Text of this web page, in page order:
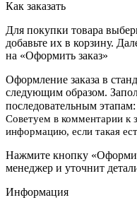
Как заказать
Для покупки товара
добавьте их в корзину.
на «Оформить заказ»
Оформление заказа в
следующим образом.
последовательным
Советуем в комментарии к
информацию, если такая
Нажмите кнопку
менеджер и уточнит
Информация